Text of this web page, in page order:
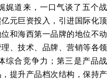
娓道来，一口气谈了五个战
元巨资投入，引进国际化顶
和海西第一品牌的地位不动
、技术、品牌、营销等各领
综合竞争力；第三是产品战
提升产品档次结构，保持产